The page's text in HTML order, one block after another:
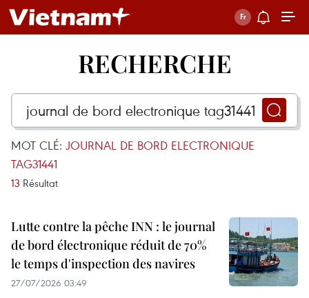
RECHERCHE
MOT CLÉ: JOURNAL DE BORD ELECTRONIQUE
TAG31441
13 Résultat
Lutte contre la pêche INN : le journal
de bord électronique réduit de 70%
le temps d'inspection des navires
27/07/2026 03:49